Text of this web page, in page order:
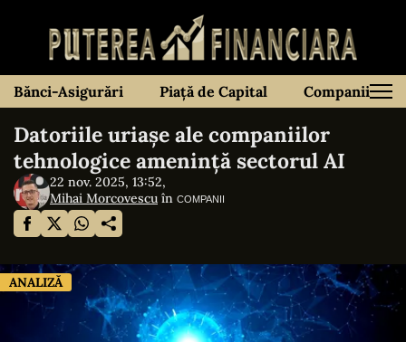
Bănci-Asigurări Piață de Capital Companii
Datoriile uriașe ale companiilor
tehnologice amenință sectorul AI
22 nov. 2025, 13:52,
Mihai Morcovescu în COMPANII
ANALIZĂ